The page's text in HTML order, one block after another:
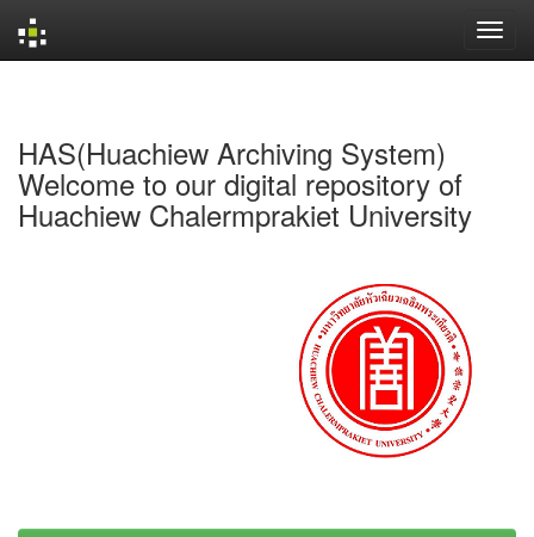
HAS(Huachiew Archiving System)
Welcome to our digital repository of
Huachiew Chalermprakiet University